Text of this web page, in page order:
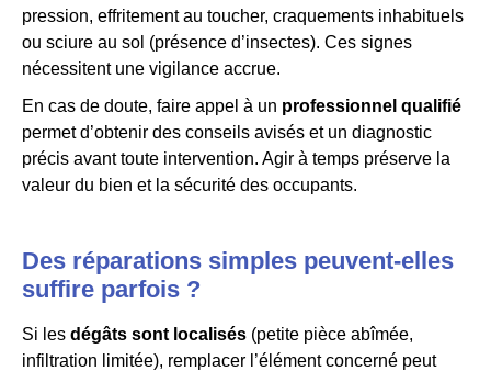
pression, effritement au toucher, craquements inhabituels
ou sciure au sol (présence d’insectes). Ces signes
nécessitent une vigilance accrue.
En cas de doute, faire appel à un professionnel qualifié
permet d’obtenir des conseils avisés et un diagnostic
précis avant toute intervention. Agir à temps préserve la
valeur du bien et la sécurité des occupants.
Des réparations simples peuvent-elles
suffire parfois ?
Si les dégâts sont localisés (petite pièce abîmée,
infiltration limitée), remplacer l’élément concerné peut